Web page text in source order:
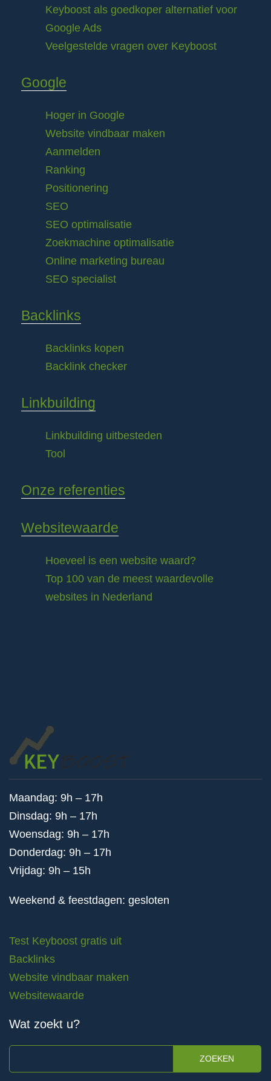
Keyboost als goedkoper alternatief voor
Google Ads
Veelgestelde vragen over Keyboost
Google
Hoger in Google
Website vindbaar maken
Aanmelden
Ranking
Positionering
SEO
SEO optimalisatie
Zoekmachine optimalisatie
Online marketing bureau
SEO specialist
Backlinks
Backlinks kopen
Backlink checker
Linkbuilding
Linkbuilding uitbesteden
Tool
Onze referenties
Websitewaarde
Hoeveel is een website waard?
Top 100 van de meest waardevolle
websites in Nederland
Maandag: 9h – 17h
Dinsdag: 9h – 17h
Woensdag: 9h – 17h
Donderdag: 9h – 17h
Vrijdag: 9h – 15h
Weekend & feestdagen: gesloten
Test Keyboost gratis uit
Backlinks
Website vindbaar maken
Websitewaarde
Wat zoekt u?
ZOEKEN